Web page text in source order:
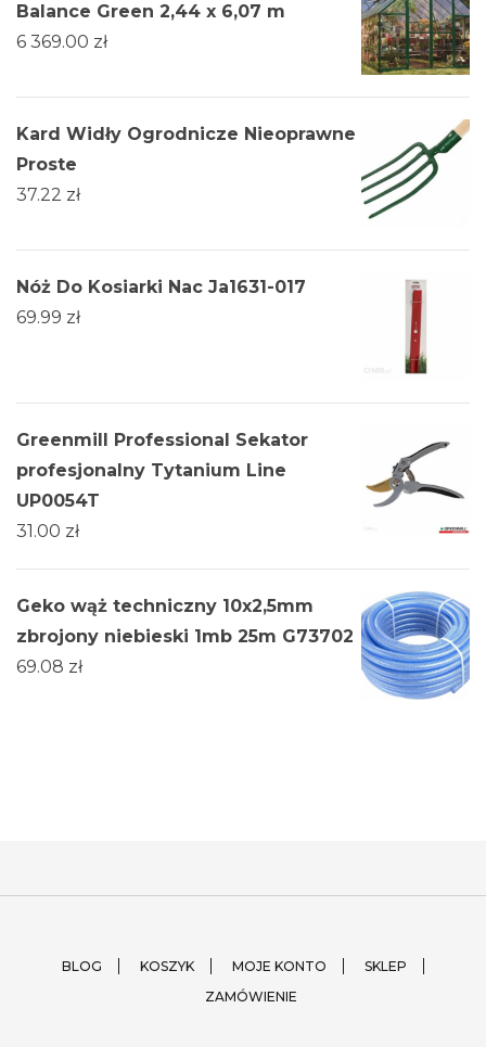
Balance Green 2,44 x 6,07 m
6 369.00 zł
Kard Widły Ogrodnicze Nieoprawne
Proste
37.22 zł
Nóż Do Kosiarki Nac Ja1631-017
69.99 zł
Greenmill Professional Sekator
profesjonalny Tytanium Line
UP0054T
31.00 zł
Geko wąż techniczny 10x2,5mm
zbrojony niebieski 1mb 25m G73702
69.08 zł
BLOG KOSZYK MOJE KONTO
SKLEP
ZAMÓWIENIE